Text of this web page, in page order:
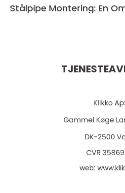
Stålpipe Montering: En
web: